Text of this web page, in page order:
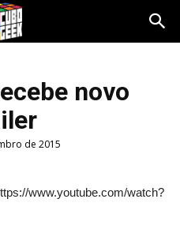
novo
de 2015
watch?